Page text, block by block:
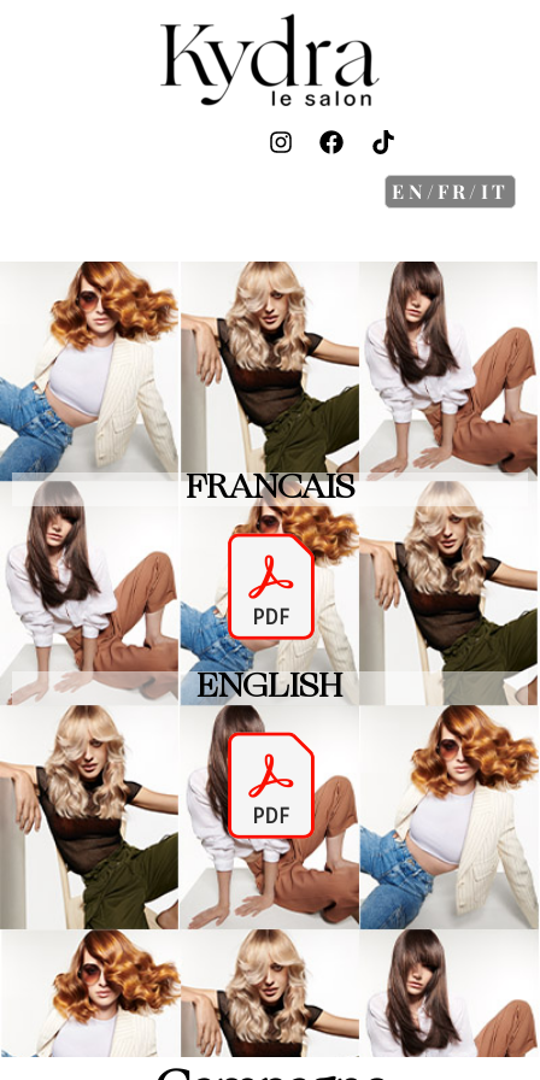
EN/FR/IT
FRANCAIS
ENGLISH